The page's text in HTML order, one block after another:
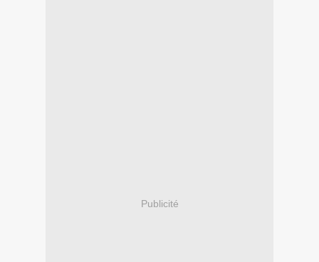
Publicité